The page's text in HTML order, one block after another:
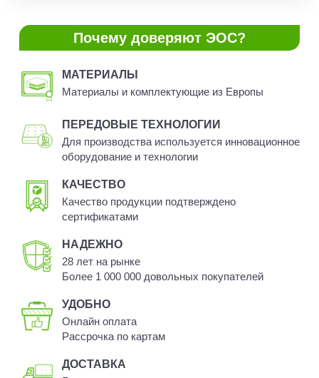
Почему доверяют ЭОС?
МАТЕРИАЛЫ
Материалы и комплектующие из Европы
ПЕРЕДОВЫЕ ТЕХНОЛОГИИ
Для производства используется инновационное
оборудование и технологии
КАЧЕСТВО
Качество продукции подтверждено
сертификатами
НАДЕЖНО
28 лет на рынке
Более 1 000 000 довольных покупателей
УДОБНО
Онлайн оплата
Рассрочка по картам
ДОСТАВКА